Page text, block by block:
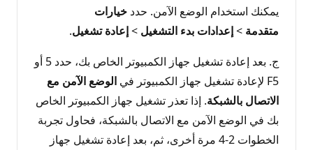
يمكنك استخدام الوضع الآمن. حدد خيارات
متقدمة >إعدادات بدء التشغيل >إعادة تشغيل.
ج. بعد إعادة تشغيل جهاز الكمبيوتر الخاص بك، حدد 5 أو
F5 لإعادة تشغيل جهاز الكمبيوتر في
الوضع الآمن مع
الاتصال بالشبكة. إذا تعذر تشغيل جهاز الكمبيوتر الخاص
بك في الوضع الآمن مع الاتصال بالشبكة، فحاول تجربة
الخطوات 2-4 مرة أخرى، ثم، بعد إعادة تشغيل جهاز